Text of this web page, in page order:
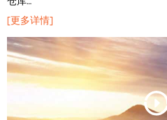
[更多详情]